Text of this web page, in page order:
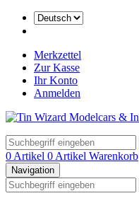
Merkzettel
Zur Kasse
Ihr Konto
Anmelden
0 Artikel 0 Artikel Warenkorb
Navigation